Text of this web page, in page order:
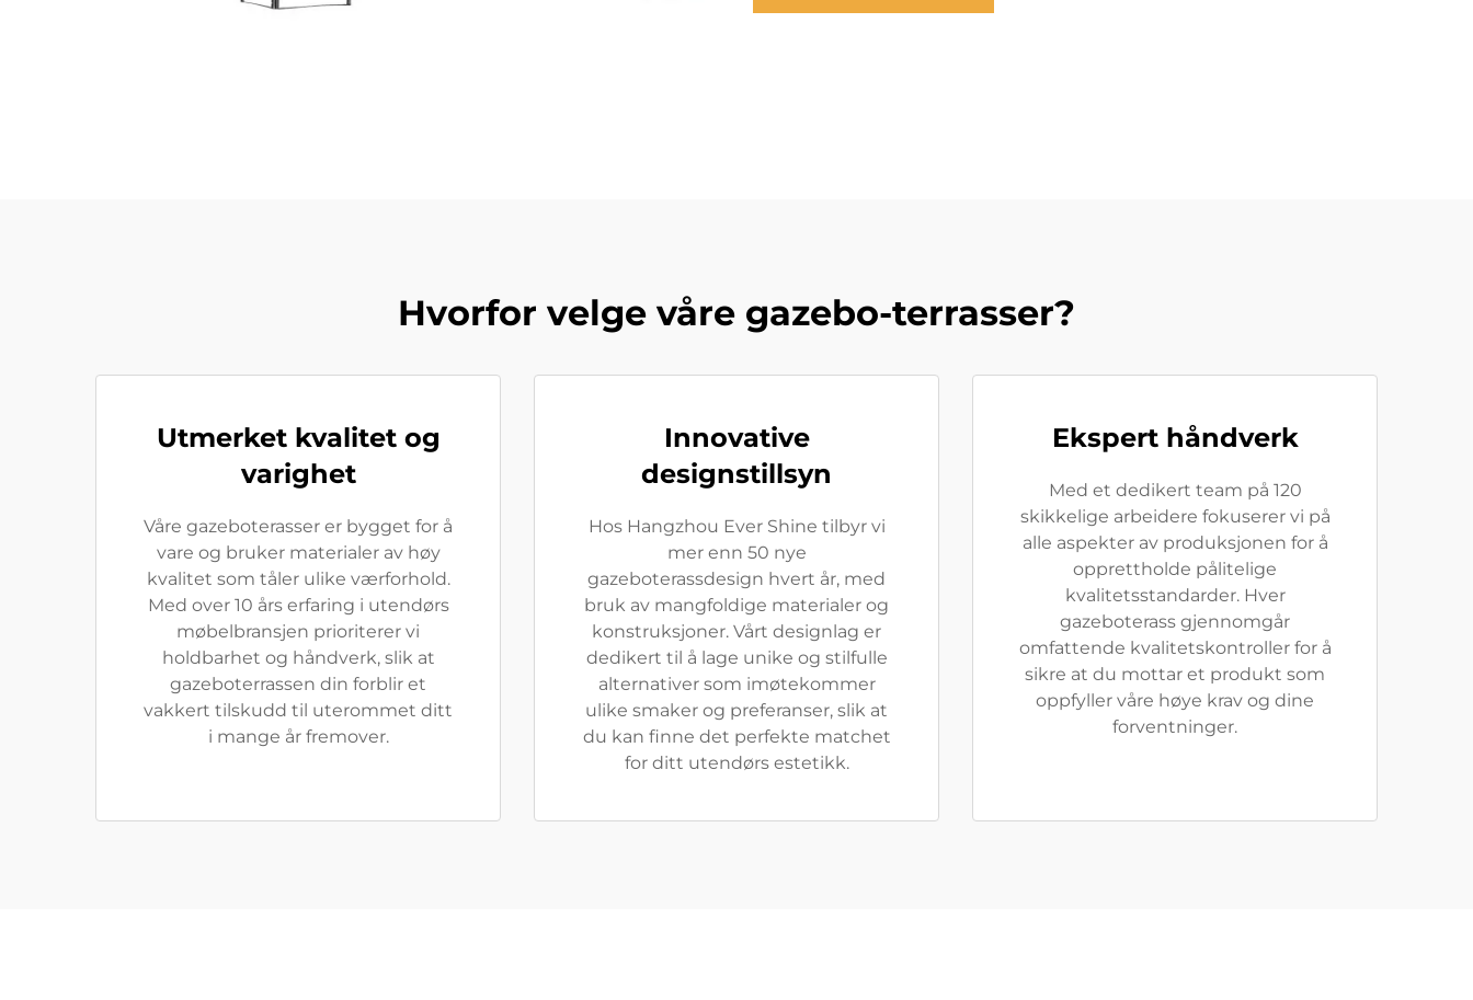
Hvorfor velge våre gazebo-terrasser?
Utmerket kvalitet og
varighet
Våre gazeboterasser er bygget for å
vare og bruker materialer av høy
kvalitet som tåler ulike værforhold.
Med over 10 års erfaring i utendørs
møbelbransjen prioriterer vi
holdbarhet og håndverk, slik at
gazeboterrassen din forblir et
vakkert tilskudd til uterommet ditt
i mange år fremover.
Innovative
designstillsyn
Hos Hangzhou Ever Shine tilbyr vi
mer enn 50 nye
gazeboterassdesign hvert år, med
bruk av mangfoldige materialer og
konstruksjoner. Vårt designlag er
dedikert til å lage unike og stilfulle
alternativer som imøtekommer
ulike smaker og preferanser, slik at
du kan finne det perfekte matchet
for ditt utendørs estetikk.
Ekspert håndverk
Med et dedikert team på 120
skikkelige arbeidere fokuserer vi på
alle aspekter av produksjonen for å
opprettholde pålitelige
kvalitetsstandarder. Hver
gazeboterass gjennomgår
omfattende kvalitetskontroller for å
sikre at du mottar et produkt som
oppfyller våre høye krav og dine
forventninger.